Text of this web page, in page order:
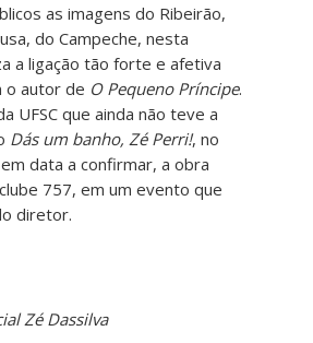
as imagens do Ribeirão,
do Campeche, nesta
a ligação tão forte e afetiva
o autor de O Pequeno Príncipe.
UFSC que ainda não teve a
Dás um banho, Zé Perri!, no
data a confirmar, a obra
757, em um evento que
diretor.
Zé Dassilva